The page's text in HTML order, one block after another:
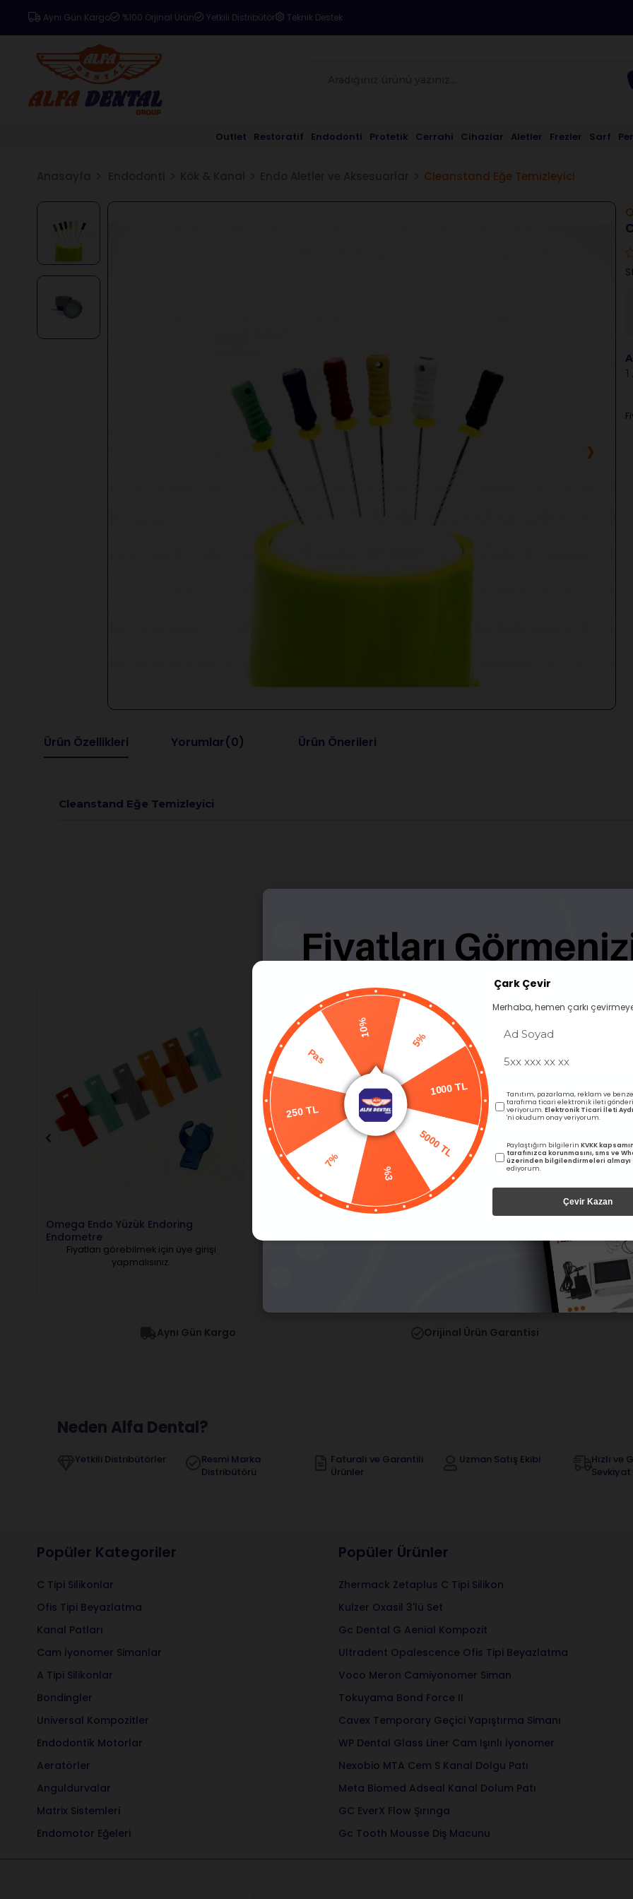
Aynı Gün Kargo %100 Orjinal Ürün Yetkili Distribütör Teknik Destek
Outlet Restoratif Endodonti Protetik Cerrahi Cihazlar Aletler Frezler Sarf
Cleanstand Eğe Temizleyici
›
Ürün Özellikleri Yorumlar(0) Ürün Önerileri
Cleanstand Eğe Temizleyici
BENZER ÜRÜNLER
Omega Endo Yüzük Endoring
Endometre
Fiyatları görebilmek için üye girişi
yapmalısınız.
Endometre
Fiyatları görebilmek için
yapmalısınız.
Aynı Gün Kargo Orijinal Ürün Garantisi
Neden Alfa Dental?
Yetkili Distribütörler
Resmi Marka
Distribütörü
Faturalı ve Garantili
Ürünler
Uzman Satış Ekibi
Hızlı ve
Sevkiyat
Popüler Kategoriler
C Tipi Silikonlar
Ofis Tipi Beyazlatma
Kanal Patları
Cam İyonomer Simanlar
A Tipi Silikonlar
Bondingler
Universal Kompozitler
Endodontik Motorlar
Aeratörler
Anguldurvalar
Matrix Sistemleri
Endomotor Eğeleri
Popüler Ürünler
Zhermack Zetaplus C Tipi Silikon
Kulzer Oxasil 3'lü Set
Gc Dental G Aenial Kompozit
Ultradent Opalescence Ofis Tipi Beyazlatma
Voco Meron Camiyonomer Siman
Tokuyama Bond Force II
Cavex Temporary Geçici Yapıştırma Simanı
WP Dental Glass Liner Cam Işınlı İyonomer
Nexobio MTA Cem S Kanal Dolgu Patı
Meta Biomed Adseal Kanal Dolum Patı
GC EverX Flow Şırınga
Gc Tooth Mousse Diş Macunu
5000 TL
Pas
Çark Çevir
Merhaba, hemen çarkı
Tanıtım, pazarlama, reklam ve
tarafıma ticari elektronik ileti
veriyorum.Elektronik Ticari İleti
'ni okudum onay veriyorum.
Paylaştığım bilgilerin KVKK
tarafınızca korunmasını, sms ve
üzerinden bilgilendirmeleri almayı
ediyorum.
Çevir Kazan